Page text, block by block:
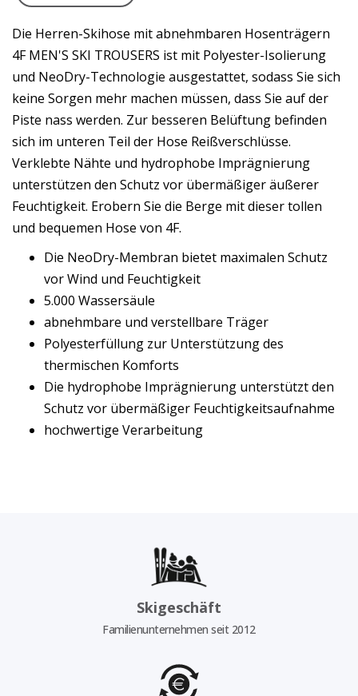
Die Herren-Skihose mit abnehmbaren Hosenträgern
4F MEN'S SKI TROUSERS ist mit Polyester-Isolierung
und NeoDry-Technologie ausgestattet, sodass Sie sich
keine Sorgen mehr machen müssen, dass Sie auf der
Piste nass werden. Zur besseren Belüftung befinden
sich im unteren Teil der Hose Reißverschlüsse.
Verklebte Nähte und hydrophobe Imprägnierung
unterstützen den Schutz vor übermäßiger äußerer
Feuchtigkeit. Erobern Sie die Berge mit dieser tollen
und bequemen Hose von 4F.
Die NeoDry-Membran bietet maximalen Schutz
vor Wind und Feuchtigkeit
5.000 Wassersäule
abnehmbare und verstellbare Träger
Polyesterfüllung zur Unterstützung des
thermischen Komforts
Die hydrophobe Imprägnierung unterstützt den
Schutz vor übermäßiger Feuchtigkeitsaufnahme
hochwertige Verarbeitung
Skigeschäft
Familienunternehmen seit 2012